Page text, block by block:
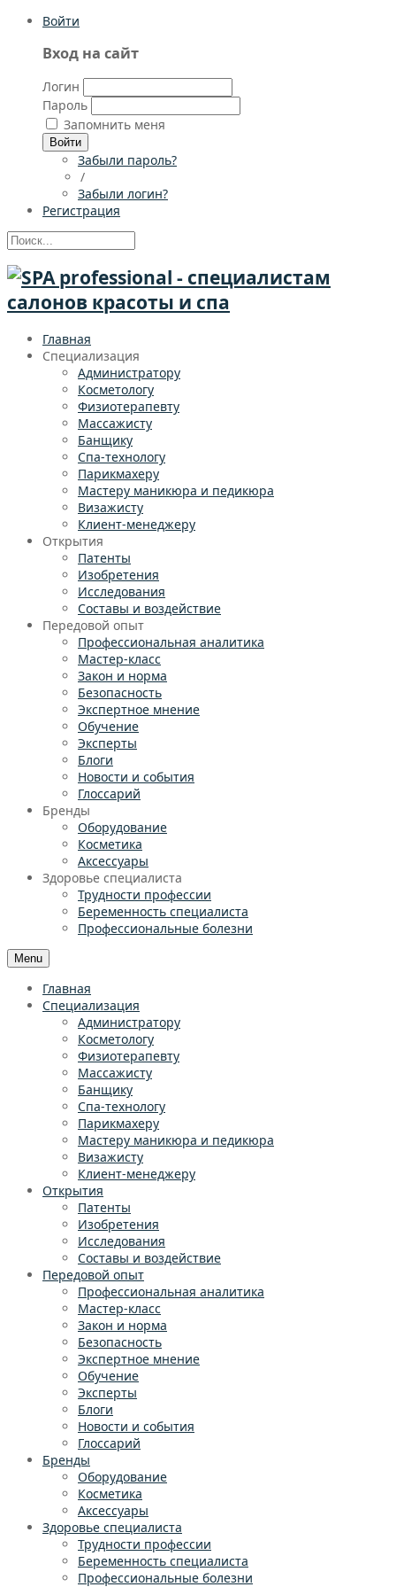
Войти
Вход на сайт
Логин
Пароль
Запомнить меня
Войти
Забыли пароль?
/
Забыли логин?
Регистрация
Главная
Специализация
Администратору
Косметологу
Физиотерапевту
Массажисту
Банщику
Спа-технологу
Парикмахеру
Мастеру маникюра и педикюра
Визажисту
Клиент-менеджеру
Открытия
Патенты
Изобретения
Исследования
Составы и воздействие
Передовой опыт
Профессиональная аналитика
Мастер-класс
Закон и норма
Безопасность
Экспертное мнение
Обучение
Эксперты
Блоги
Новости и события
Глоссарий
Бренды
Оборудование
Косметика
Аксессуары
Здоровье специалиста
Трудности профессии
Беременность специалиста
Профессиональные болезни
Menu
Главная
Специализация
Администратору
Косметологу
Физиотерапевту
Массажисту
Банщику
Спа-технологу
Парикмахеру
Мастеру маникюра и педикюра
Визажисту
Клиент-менеджеру
Открытия
Патенты
Изобретения
Исследования
Составы и воздействие
Передовой опыт
Профессиональная аналитика
Мастер-класс
Закон и норма
Безопасность
Экспертное мнение
Обучение
Эксперты
Блоги
Новости и события
Глоссарий
Бренды
Оборудование
Косметика
Аксессуары
Здоровье специалиста
Трудности профессии
Беременность специалиста
Профессиональные болезни